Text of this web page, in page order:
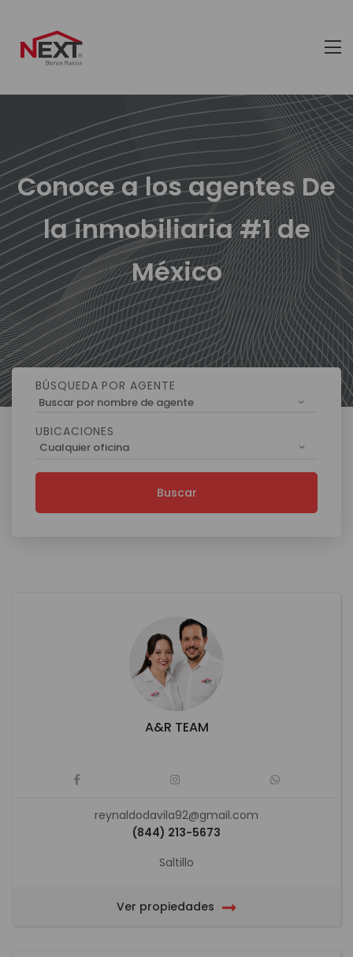
Conoce a los agentes De
la inmobiliaria #1 de
México
BÚSQUEDA POR AGENTE
Buscar por nombre de agente
UBICACIONES
Cualquier oficina
Buscar
A&R TEAM
reynaldodavila92@gmail.com
(844) 213-5673
Saltillo
Ver propiedades